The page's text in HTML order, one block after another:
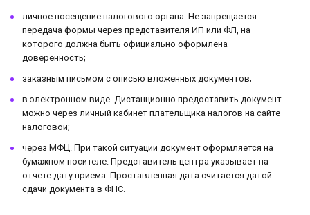
личное посещение налогового органа. Не запрещается
передача формы через представителя ИП или ФЛ, на
которого должна быть официально оформлена
доверенность;
заказным письмом с описью вложенных документов;
в электронном виде. Дистанционно предоставить документ
можно через личный кабинет плательщика налогов на сайте
налоговой;
через МФЦ. При такой ситуации документ оформляется на
бумажном носителе. Представитель центра указывает на
отчете дату приема. Проставленная дата считается датой
сдачи документа в ФНС.